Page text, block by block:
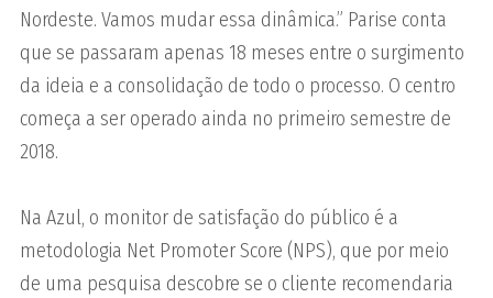
Nordeste. Vamos mudar essa dinâmica.” Parise conta
que se passaram apenas 18 meses entre o surgimento
da ideia e a consolidação de todo o processo. O centro
começa a ser operado ainda no primeiro semestre de
2018.
Na Azul, o monitor de satisfação do público é a
metodologia Net Promoter Score (NPS), que por meio
de uma pesquisa descobre se o cliente recomendaria